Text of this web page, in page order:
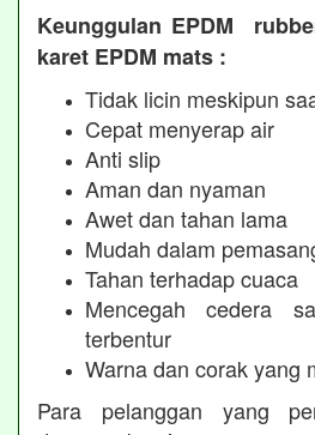
Keunggulan EPDM
karet EPDM mats :
Tidak licin meskipun
Cepat menyerap air
Anti slip
Aman dan nyaman
Awet dan tahan lama
Mudah dalam
Tahan terhadap cuaca
Mencegah cedera
terbentur
Warna dan corak yang
Para pelanggan yang